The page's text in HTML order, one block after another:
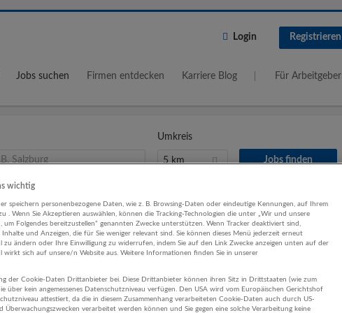
Login Registrieren
Jobs suchen Firmen entdecken Karriere Blog Für Arbeitgeber
Umkreis
5 km
oder Vertretungsfachärzt*in im
Goldegg
wichtig
speichern personenbezogene Daten, wie z. B. Browsing-Daten oder eindeutige Kennungen, auf Ihrem
. Wenn Sie Akzeptieren auswählen, können die Tracking-Technologien die unter „Wir und unsere
um Folgendes bereitzustellen“ genannten Zwecke unterstützen. Wenn Tracker deaktiviert sind,
Inhalte und Anzeigen, die für Sie weniger relevant sind. Sie können dieses Menü jederzeit erneut
zu ändern oder Ihre Einwilligung zu widerrufen, indem Sie auf den Link Zwecke anzeigen unten auf der
wirkt sich auf unsere/n Website aus. Weitere Informationen finden Sie in unserer
der Cookie-Daten Drittanbieter bei. Diese Drittanbieter können ihren Sitz in Drittstaaten (wie zum
über kein angemessenes Datenschutzniveau verfügen. Den USA wird vom Europäischen Gerichtshof
attestiert, da die in diesem Zusammenhang verarbeiteten Cookie-Daten auch durch US-
Überwachungszwecken verarbeitet werden können und Sie gegen eine solche Verarbeitung keine